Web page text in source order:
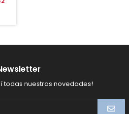
todas nuestras novedades!